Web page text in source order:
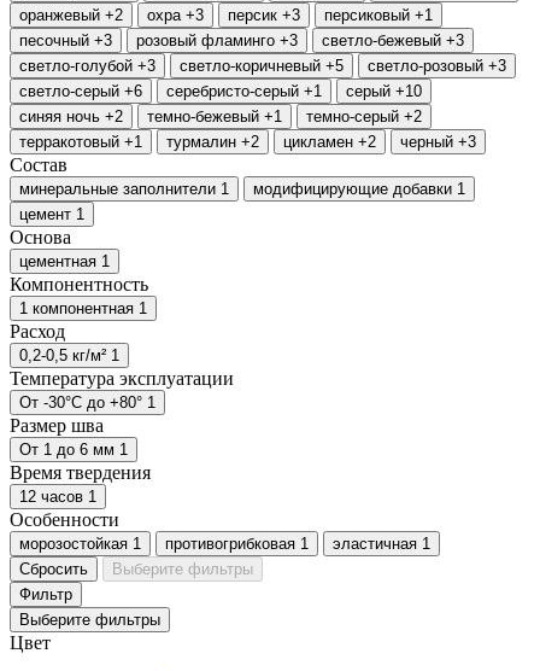
оранжевый +2 охра +3 персик +3 персиковый +1
песочный +3 розовый фламинго +3 светло-бежевый +3
светло-голубой +3 светло-коричневый +5 светло-розовый +3
светло-серый +6 серебристо-серый +1 серый +10
синяя ночь +2 темно-бежевый +1 темно-серый +2
терракотовый +1 турмалин +2 цикламен +2 черный +3
Состав
минеральные заполнители 1 модифицирующие добавки 1
цемент 1
Основа
цементная 1
Компонентность
1 компонентная 1
Расход
0,2-0,5 кг/м² 1
Температура эксплуатации
От -30°С до +80° 1
Размер шва
От 1 до 6 мм 1
Время твердения
12 часов 1
Особенности
морозостойкая 1 противогрибковая 1 эластичная 1
Сбросить
Выберите фильтры
Фильтр
Выберите фильтры
Цвет